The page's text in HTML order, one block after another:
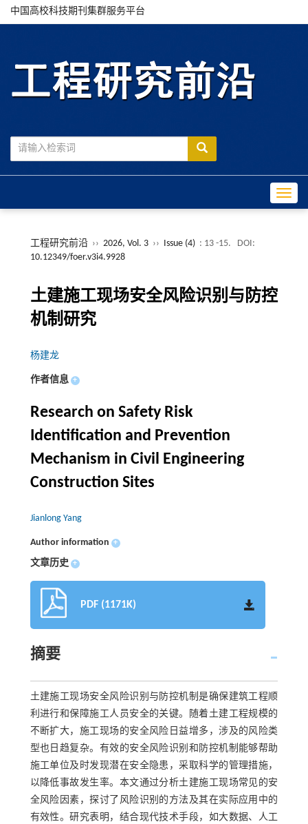
中国高校科技期刊集群服务平台
工程研究前沿 ›› 2026, Vol. 3 ›› Issue (4) : 13 -15.
DOI:
10.12349/foer.v3i4.9928
土建施工现场安全风险识别与防控
机制研究
杨建龙
作者信息 +
Research on Safety Risk
Identification and Prevention
Mechanism in Civil Engineering
Construction Sites
Jianlong Yang
Author information +
文章历史 +
PDF (1171K)
摘要
土建施工现场安全风险识别与防控机制是确保建筑工程顺
利进行和保障施工人员安全的关键。随着土建工程规模的
不断扩大，施工现场的安全风险日益增多，涉及的风险类
型也日趋复杂。有效的安全风险识别和防控机制能够帮助
施工单位及时发现潜在安全隐患，采取科学的管理措施，
以降低事故发生率。本文通过分析土建施工现场常见的安
全风险因素，探讨了风险识别的方法及其在实际应用中的
有效性。研究表明，结合现代技术手段，如大数据、人工